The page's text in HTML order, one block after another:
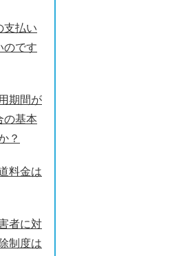
支払い
のです
期間が
の基本
？
料金は
者に対
制度は